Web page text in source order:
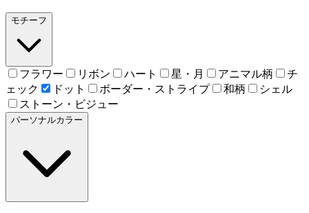
モチーフ
フラワー リボン ハート 星・月 アニマル柄
チ
ェック
ドット ボーダー・ストライプ 和柄
シェル
ストーン・ビジュー
パーソナルカラー